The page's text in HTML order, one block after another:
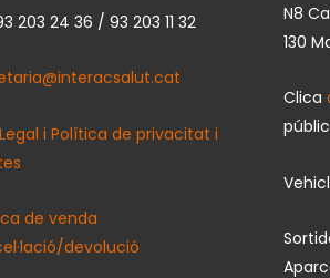
203 24 36 / 93 203 11 32
i Política de privacitat i
de venda
devolució
N8
130
Clica